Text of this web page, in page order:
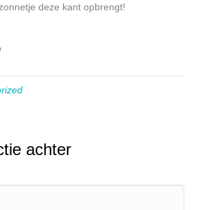
deze kant opbrengt!
achter